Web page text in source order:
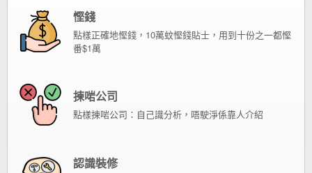
慳錢
點樣正確地慳錢，10萬蚊慳錢貼士，用到十份之一都慳
番$1萬
揀啱公司
點樣揀啱公司：自己識分析，唔駛淨係靠人介紹
認識裝修